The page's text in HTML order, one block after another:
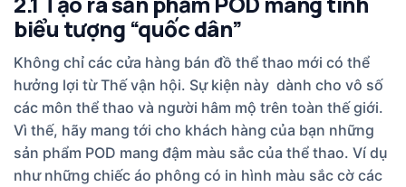
biểu tượng “quốc dân”
Không chỉ các cửa hàng bán đồ thể thao mới có thể
hưởng lợi từ Thế vận hội. Sự kiện này dành cho vô số
các môn thể thao và người hâm mộ trên toàn thế giới.
Vì thế, hãy mang tới cho khách hàng của bạn những
sản phẩm POD mang đậm màu sắc của thể thao. Ví dụ
như những chiếc áo phông có in hình màu sắc cờ các